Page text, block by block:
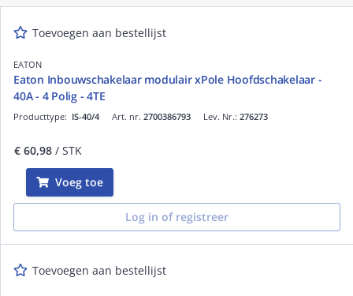
Toevoegen aan bestellijst
EATON
Eaton Inbouwschakelaar modulair xPole Hoofdschakelaar -
40A - 4 Polig - 4TE
Art. nr. 2700386793
Producttype: IS-40/4 Lev. Nr.: 276273
€ 60,98 / STK
Voeg toe
Log in of registreer
Toevoegen aan bestellijst